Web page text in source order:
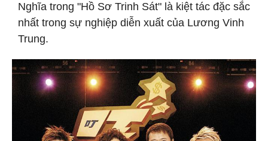
Nghĩa trong "Hồ Sơ Trinh Sát" là kiệt tác đặc sắc
nhất trong sự nghiệp diễn xuất của Lương Vinh
Trung.